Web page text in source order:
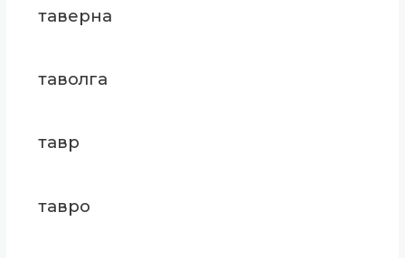
таверна
таволга
тавр
тавро